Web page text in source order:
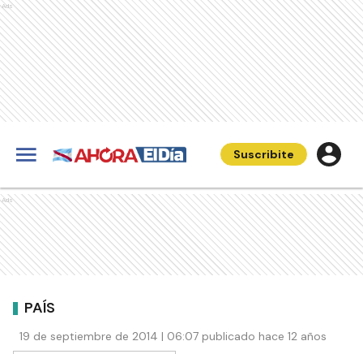
Ads
Suscribite
Ads
PAÍS
19 de septiembre de 2014 | 06:07 publicado hace 12 años